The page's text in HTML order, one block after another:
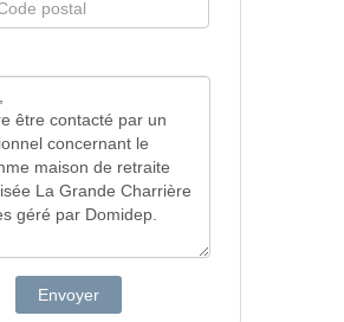
Envoyer